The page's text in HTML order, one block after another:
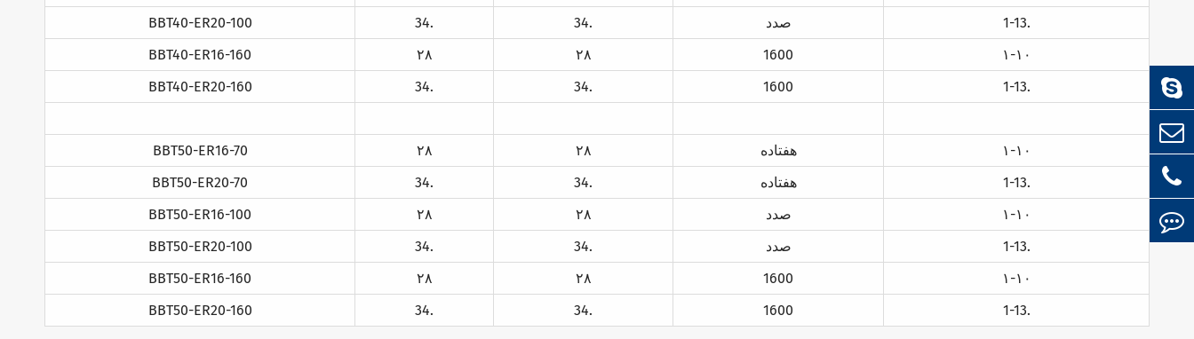
BBT40-ER20-100
34. 34. صدد
1-13.
BBT40-ER16-160
۲۸ ۲۸ 1600
۱-۱۰
BBT40-ER20-160
34. 34. 1600 1-13.
BBT50-ER16-70 ۲۸ ۲۸ هفتاده
۱-۱۰
BBT50-ER20-70
34. 34. هفتاده
1-13.
BBT50-ER16-100
۲۸ ۲۸ صدد
۱-۱۰
BBT50-ER20-100
34. 34. صدد
1-13.
BBT50-ER16-160
۲۸ ۲۸ 1600
۱-۱۰
BBT50-ER20-160
34. 34. 1600 1-13.